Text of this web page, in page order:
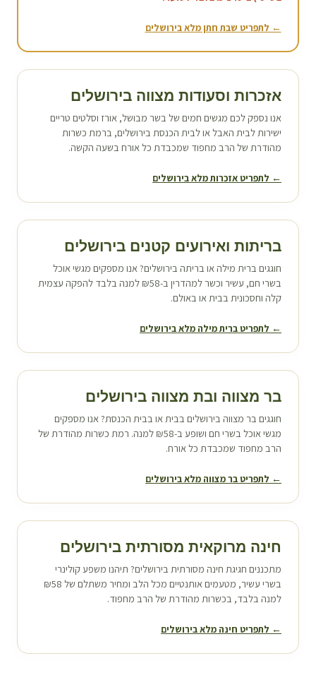
← לתפריט שבת חתן מלא בירושלים
אזכרות וסעודות מצווה בירושלים
אנו נספק לכם מגשים חמים של בשר מבושל, אורז וסלטים טריים
ישירות לבית האבל או לבית הכנסת בירושלים, ברמת כשרות
מהודרת של הרב מחפוד שמכבדת כל אורח בשעה הקשה.
← לתפריט אזכרות מלא בירושלים
בריתות ואירועים קטנים בירושלים
חוגגים ברית מילה או בריתה בירושלים? אנו מספקים מגשי אוכל
בשרי חם, עשיר וכשר למהדרין ב-₪58 למנה בלבד להפקה עצמית
קלה וחסכונית בבית או באולם.
← לתפריט ברית מילה מלא בירושלים
בר מצווה ובת מצווה בירושלים
חוגגים בר מצווה בירושלים בבית או בבית הכנסת? אנו מספקים
מגשי אוכל בשרי חם ושופע ב-₪58 למנה. רמת כשרות מהודרת של
הרב מחפוד שמכבדת כל אורח.
← לתפריט בר מצווה מלא בירושלים
חינה מרוקאית מסורתית בירושלים
מתכננים חגיגת חינה מסורתית בירושלים? תיהנו משפע קולינרי
בשרי עשיר, מטעמים אותנטיים מכל הלב ומחיר משתלם של ₪58
למנה בלבד, בכשרות מהודרת של הרב מחפוד.
← לתפריט חינה מלא בירושלים